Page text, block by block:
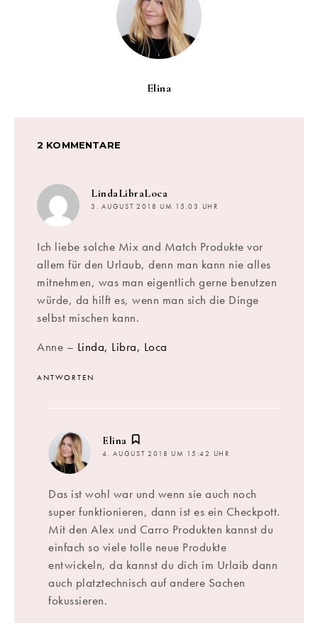
Elina
2 KOMMENTARE
LindaLibraLoca
3. AUGUST 2018 UM 15:03 UHR
Ich liebe solche Mix and Match Produkte vor
allem für den Urlaub, denn man kann nie alles
mitnehmen, was man eigentlich gerne benutzen
würde, da hilft es, wenn man sich die Dinge
selbst mischen kann.
Anne – Linda, Libra, Loca
ANTWORTEN
Elina
4. AUGUST 2018 UM 15:42 UHR
Das ist wohl war und wenn sie auch noch
super funktionieren, dann ist es ein Checkpott.
Mit den Alex und Carro Produkten kannst du
einfach so viele tolle neue Produkte
entwickeln, da kannst du dich im Urlaib dann
auch platztechnisch auf andere Sachen
fokussieren.